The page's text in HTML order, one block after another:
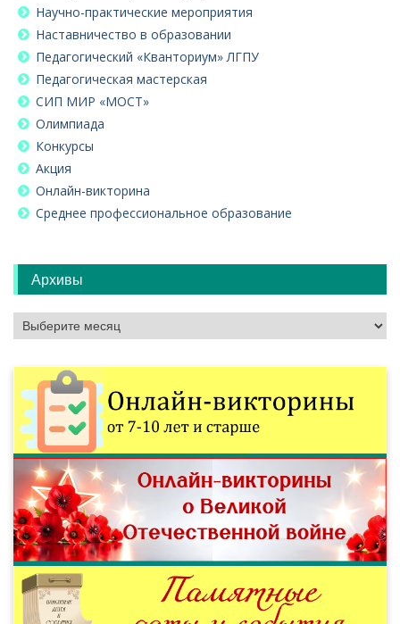
Научно-практические мероприятия
Наставничество в образовании
Педагогический «Кванториум» ЛГПУ
Педагогическая мастерская
СИП МИР «МОСТ»
Олимпиада
Конкурсы
Акция
Онлайн-викторина
Среднее профессиональное образование
Архивы
Архивы